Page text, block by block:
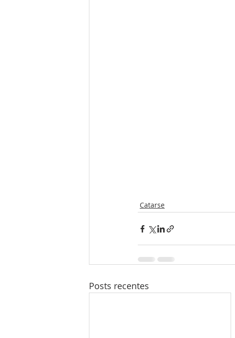
Catarse
Posts recentes